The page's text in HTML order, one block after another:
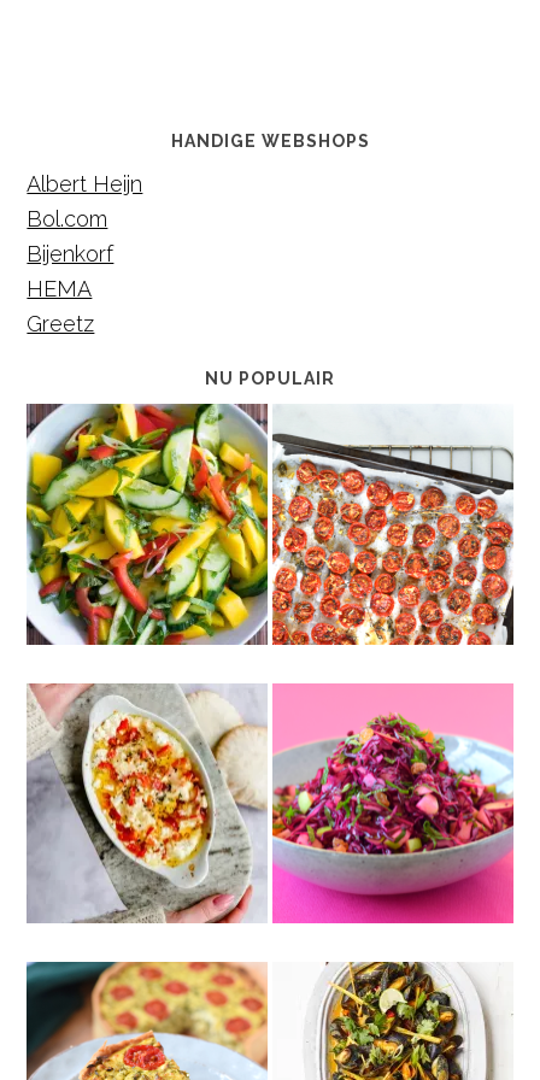
HANDIGE WEBSHOPS
Albert Heijn
Bol.com
Bijenkorf
HEMA
Greetz
NU POPULAIR